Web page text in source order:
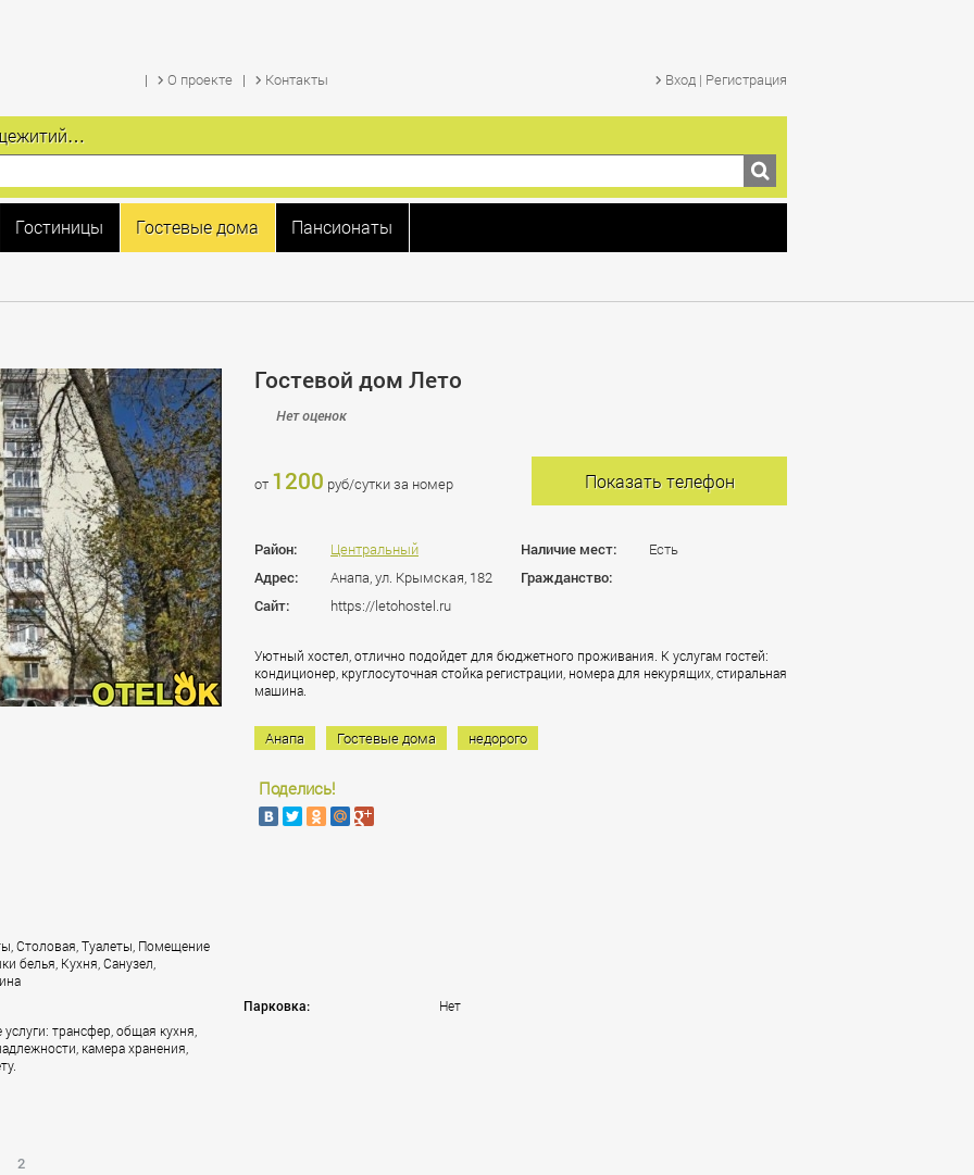
О проекте Контакты
Гостиницы Гостевые дома Пансионаты
Вход | Регистрация
Гостевой дом Лето
Нет оценок
от 1200 руб/сутки за номер Показать телефон
Район: Центральный Наличие мест:
Есть
Адрес:
Анапа, ул. Крымская, 182
Гражданство:
Сайт:
https://letohostel.ru
Уютный хостел, отлично подойдет для бюджетного проживания. К услугам гостей:
кондиционер, круглосуточная стойка регистрации, номера для некурящих, стиральная
машина.
Анапа Гостевые дома недорого
Поделись!
Столовая, Туалеты, Помещение
белья, Кухня, Санузел,
Парковка:
Нет
трансфер, общая кухня,
камера хранения,
2